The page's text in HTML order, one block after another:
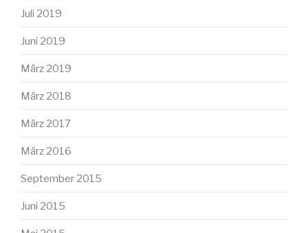
Juli 2019
Juni 2019
März 2019
März 2018
März 2017
März 2016
September 2015
Juni 2015